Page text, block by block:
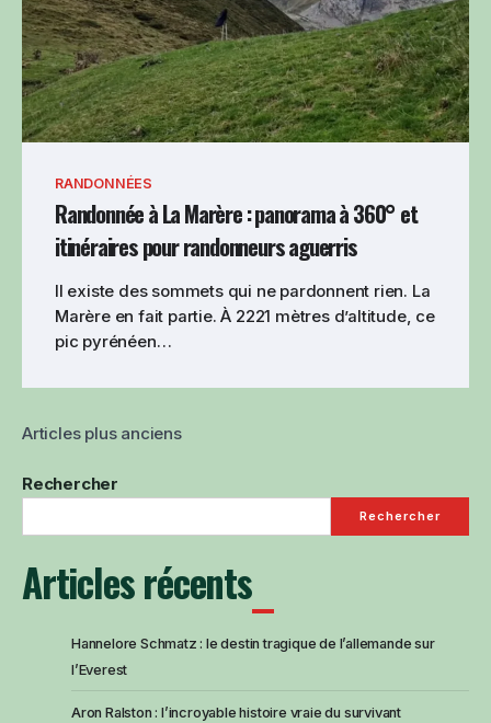
RANDONNÉES
Randonnée à La Marère : panorama à 360° et
itinéraires pour randonneurs aguerris
Il existe des sommets qui ne pardonnent rien. La
Marère en fait partie. À 2221 mètres d’altitude, ce
pic pyrénéen…
Articles plus anciens
Rechercher
Rechercher
Articles récents
Hannelore Schmatz : le destin tragique de l’allemande sur
l’Everest
Aron Ralston : l’incroyable histoire vraie du survivant